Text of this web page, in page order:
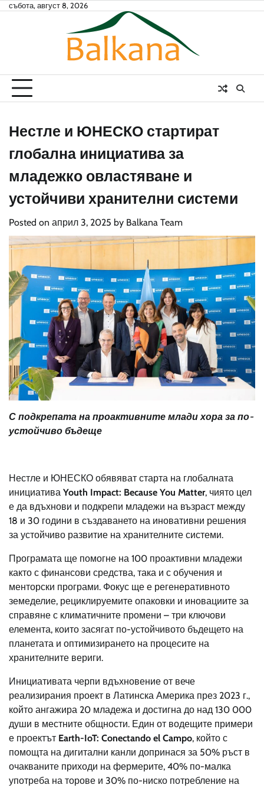
Skipсъбота, август 8, 2026
Нестле и ЮНЕСКО стартират
глобална инициатива за
младежко овластяване и
устойчиви хранителни системи
Posted on април 3, 2025 by Balkana Team
С подкрепата на проактивните млади хора за по-
устойчиво бъдеще
Нестле и ЮНЕСКО обявяват старта на глобалната
инициатива Youth Impact: Because You Matter, чиято цел
е да вдъхнови и подкрепи младежи на възраст между
18 и 30 години в създаването на иновативни решения
за устойчиво развитие на хранителните системи.
Програмата ще помогне на 100 проактивни младежи
както с финансови средства, така и с обучения и
менторски програми. Фокус ще е регенеративното
земеделие, рециклируемите опаковки и иновациите за
справяне с климатичните промени – три ключови
елемента, които засягат по-устойчивото бъдещето на
планетата и оптимизирането на процесите на
хранителните вериги.
Инициативата черпи вдъхновение от вече
реализирания проект в Латинска Америка през 2023 г.,
който ангажира 20 младежа и достигна до над 130 000
души в местните общности. Един от водещите примери
е проектът Earth-IoT: Conectando el Campo, който с
помощта на дигитални канли допринася за 50% ръст в
очакваните приходи на фермерите, 40% по-малка
употреба на торове и 30% по-ниско потребление на